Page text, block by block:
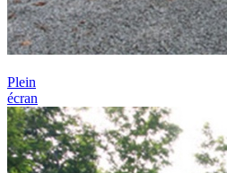
Plein
écran